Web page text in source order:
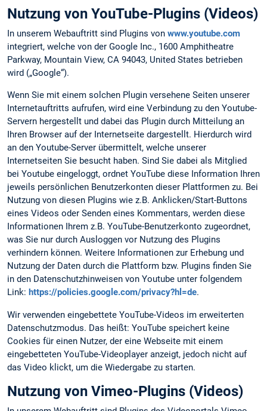
Nutzung von YouTube-Plugins (Videos)
In unserem Webauftritt sind Plugins von www.youtube.com
integriert, welche von der Google Inc., 1600 Amphitheatre
Parkway, Mountain View, CA 94043, United States betrieben
wird („Google“).
Wenn Sie mit einem solchen Plugin versehene Seiten unserer
Internetauftritts aufrufen, wird eine Verbindung zu den Youtube-
Servern hergestellt und dabei das Plugin durch Mitteilung an
Ihren Browser auf der Internetseite dargestellt. Hierdurch wird
an den Youtube-Server übermittelt, welche unserer
Internetseiten Sie besucht haben. Sind Sie dabei als Mitglied
bei Youtube eingeloggt, ordnet YouTube diese Information Ihren
jeweils persönlichen Benutzerkonten dieser Plattformen zu. Bei
Nutzung von diesen Plugins wie z.B. Anklicken/Start-Buttons
eines Videos oder Senden eines Kommentars, werden diese
Informationen Ihrem z.B. YouTube-Benutzerkonto zugeordnet,
was Sie nur durch Ausloggen vor Nutzung des Plugins
verhindern können. Weitere Informationen zur Erhebung und
Nutzung der Daten durch die Plattform bzw. Plugins finden Sie
in den Datenschutzhinweisen von Youtube unter folgendem
Link: https://policies.google.com/privacy?hl=de.
Wir verwenden eingebettete YouTube-Videos im erweiterten
Datenschutzmodus. Das heißt: YouTube speichert keine
Cookies für einen Nutzer, der eine Webseite mit einem
eingebetteten YouTube-Videoplayer anzeigt, jedoch nicht auf
das Video klickt, um die Wiedergabe zu starten.
Nutzung von Vimeo-Plugins (Videos)